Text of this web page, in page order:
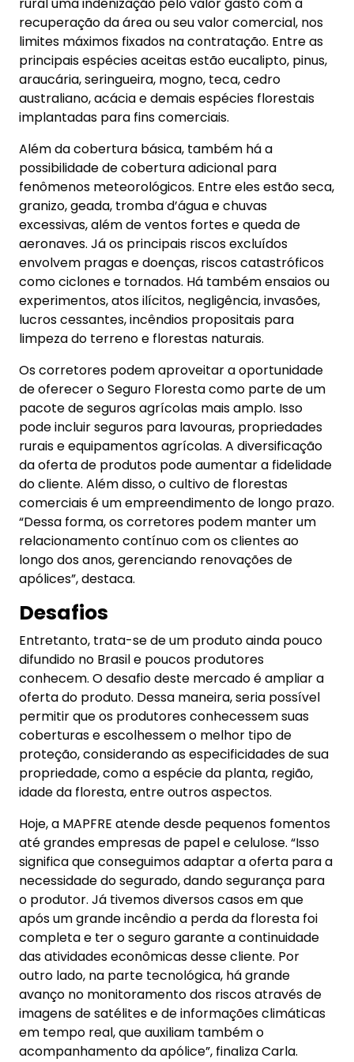
rural uma indenização pelo valor gasto com a
recuperação da área ou seu valor comercial, nos
limites máximos fixados na contratação. Entre as
principais espécies aceitas estão eucalipto, pinus,
araucária, seringueira, mogno, teca, cedro
australiano, acácia e demais espécies florestais
implantadas para fins comerciais.
Além da cobertura básica, também há a
possibilidade de cobertura adicional para
fenômenos meteorológicos. Entre eles estão seca,
granizo, geada, tromba d’água e chuvas
excessivas, além de ventos fortes e queda de
aeronaves. Já os principais riscos excluídos
envolvem pragas e doenças, riscos catastróficos
como ciclones e tornados. Há também ensaios ou
experimentos, atos ilícitos, negligência, invasões,
lucros cessantes, incêndios propositais para
limpeza do terreno e florestas naturais.
Os corretores podem aproveitar a oportunidade
de oferecer o Seguro Floresta como parte de um
pacote de seguros agrícolas mais amplo. Isso
pode incluir seguros para lavouras, propriedades
rurais e equipamentos agrícolas. A diversificação
da oferta de produtos pode aumentar a fidelidade
do cliente. Além disso, o cultivo de florestas
comerciais é um empreendimento de longo prazo.
“Dessa forma, os corretores podem manter um
relacionamento contínuo com os clientes ao
longo dos anos, gerenciando renovações de
apólices”, destaca.
Desafios
Entretanto, trata-se de um produto ainda pouco
difundido no Brasil e poucos produtores
conhecem. O desafio deste mercado é ampliar a
oferta do produto. Dessa maneira, seria possível
permitir que os produtores conhecessem suas
coberturas e escolhessem o melhor tipo de
proteção, considerando as especificidades de sua
propriedade, como a espécie da planta, região,
idade da floresta, entre outros aspectos.
Hoje, a MAPFRE atende desde pequenos fomentos
até grandes empresas de papel e celulose. “Isso
significa que conseguimos adaptar a oferta para a
necessidade do segurado, dando segurança para
o produtor. Já tivemos diversos casos em que
após um grande incêndio a perda da floresta foi
completa e ter o seguro garante a continuidade
das atividades econômicas desse cliente. Por
outro lado, na parte tecnológica, há grande
avanço no monitoramento dos riscos através de
imagens de satélites e de informações climáticas
em tempo real, que auxiliam também o
acompanhamento da apólice”, finaliza Carla.